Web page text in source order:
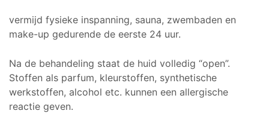
vermijd fysieke inspanning, sauna, zwembaden en
make-up gedurende de eerste 24 uur.
Na de behandeling staat de huid volledig “open”.
Stoffen als parfum, kleurstoffen, synthetische
werkstoffen, alcohol etc. kunnen een allergische
reactie geven.